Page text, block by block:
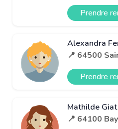
Prendre
Alexandra
📍 64500
Prendre
Mathilde Giat
📍 64100